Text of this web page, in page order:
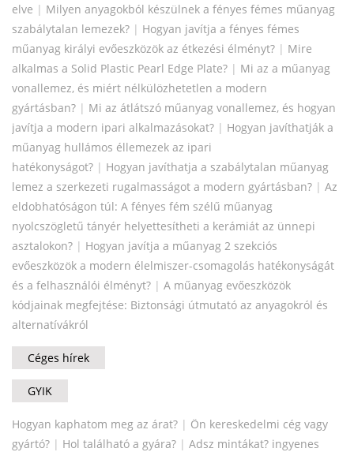
elve | Milyen anyagokból készülnek a fényes fémes műanyag
szabálytalan lemezek? | Hogyan javítja a fényes fémes
műanyag királyi evőeszközök az étkezési élményt? | Mire
alkalmas a Solid Plastic Pearl Edge Plate? | Mi az a műanyag
vonallemez, és miért nélkülözhetetlen a modern
gyártásban? | Mi az átlátszó műanyag vonallemez, és hogyan
javítja a modern ipari alkalmazásokat? | Hogyan javíthatják a
műanyag hullámos éllemezek az ipari
hatékonyságot? | Hogyan javíthatja a szabálytalan műanyag
lemez a szerkezeti rugalmasságot a modern gyártásban? | Az
eldobhatóságon túl: A fényes fém szélű műanyag
nyolcszögletű tányér helyettesítheti a kerámiát az ünnepi
asztalokon? | Hogyan javítja a műanyag 2 szekciós
evőeszközök a modern élelmiszer-csomagolás hatékonyságát
és a felhasználói élményt? | A műanyag evőeszközök
kódjainak megfejtése: Biztonsági útmutató az anyagokról és
alternatívákról
Céges hírek
GYIK
Hogyan kaphatom meg az árat? | Ön kereskedelmi cég vagy
gyártó? | Hol található a gyára? | Adsz mintákat? ingyenes